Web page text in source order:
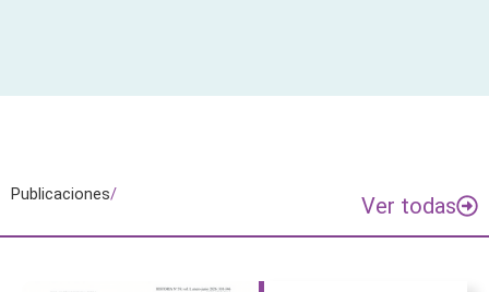
Publicaciones/ Ver todas